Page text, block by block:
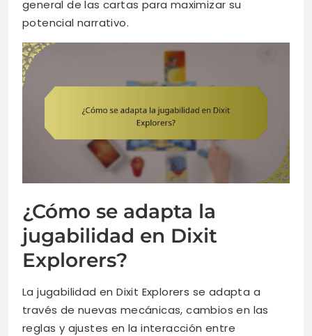
general de las cartas para maximizar su
potencial narrativo.
¿Cómo se adapta la
jugabilidad en Dixit
Explorers?
La jugabilidad en Dixit Explorers se adapta a
través de nuevas mecánicas, cambios en las
reglas y ajustes en la interacción entre